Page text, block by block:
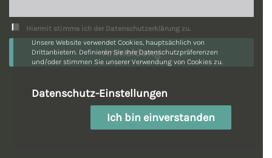
Hiermit stimme ich der Datenschutzerklärung zu.
Unsere Website verwendet Cookies, hauptsächlich von
Drittanbietern. Definieren Sie Ihre Datenschutzpräferenzen
und/oder stimmen Sie unserer Verwendung von Cookies zu.
Datenschutz-Einstellungen
Ich bin einverstanden